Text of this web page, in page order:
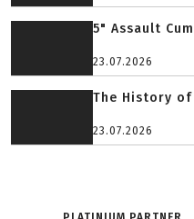
5" Assault
23.07.2026
The History
23.07.2026